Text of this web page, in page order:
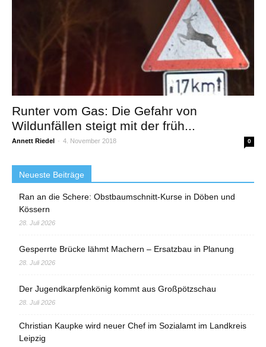
Runter vom Gas: Die Gefahr von
Wildunfällen steigt mit der früh...
Annett Riedel - 4. November 2018 0
Neueste Beiträge
Ran an die Schere: Obstbaumschnitt-Kurse in Döben und
Kössern
28. Juli 2026
Gesperrte Brücke lähmt Machern – Ersatzbau in Planung
28. Juli 2026
Der Jugendkarpfenkönig kommt aus Großpötzschau
28. Juli 2026
Christian Kaupke wird neuer Chef im Sozialamt im Landkreis
Leipzig